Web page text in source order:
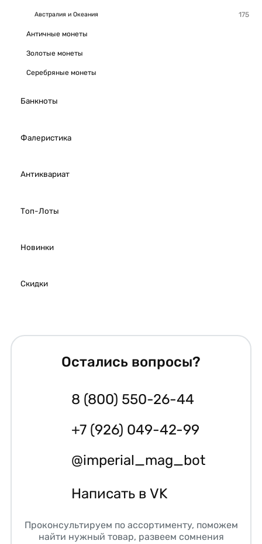
Австралия и Океания
Античные монеты
Золотые монеты
Серебряные монеты
Банкноты
Фалеристика
Антиквариат
Топ-Лоты
Новинки
Скидки
Остались вопросы?
8 (800) 550-26-44
+7 (926) 049-42-99
@imperial_mag_bot
Написать в VK
Проконсультируем по ассортименту, поможем
найти нужный товар, развеем сомнения